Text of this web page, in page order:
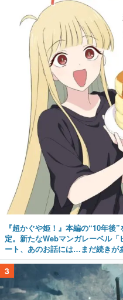
『超かぐや姫！』本編の“10年
定。新たなWebマンガレーベル
ート、あのお話には…まだ続きが
3